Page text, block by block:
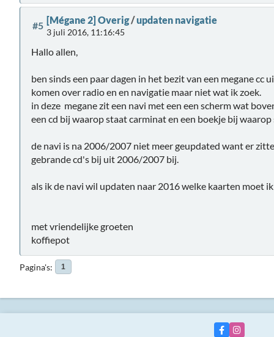
#5 [Mégane 2] Overig/updaten navigatie
3 juli 2016, 11:16:45
Hallo allen,
ben sinds een paar dagen in het bezit van een megane cc
komen over radio en en navigatie maar niet wat ik zoek.
in deze megane zit een navi met een een scherm wat
een cd bij waarop staat carminat en een boekje bij
de navi is na 2006/2007 niet meer geupdated want er
gebrande cd's bij uit 2006/2007 bij.
als ik de navi wil updaten naar 2016 welke kaarten moet
met vriendelijke groeten
koffiepot
Pagina's 1